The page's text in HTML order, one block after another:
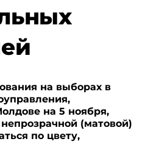
на выборах в
на 5 ноября,
(матовой)
по цвету,